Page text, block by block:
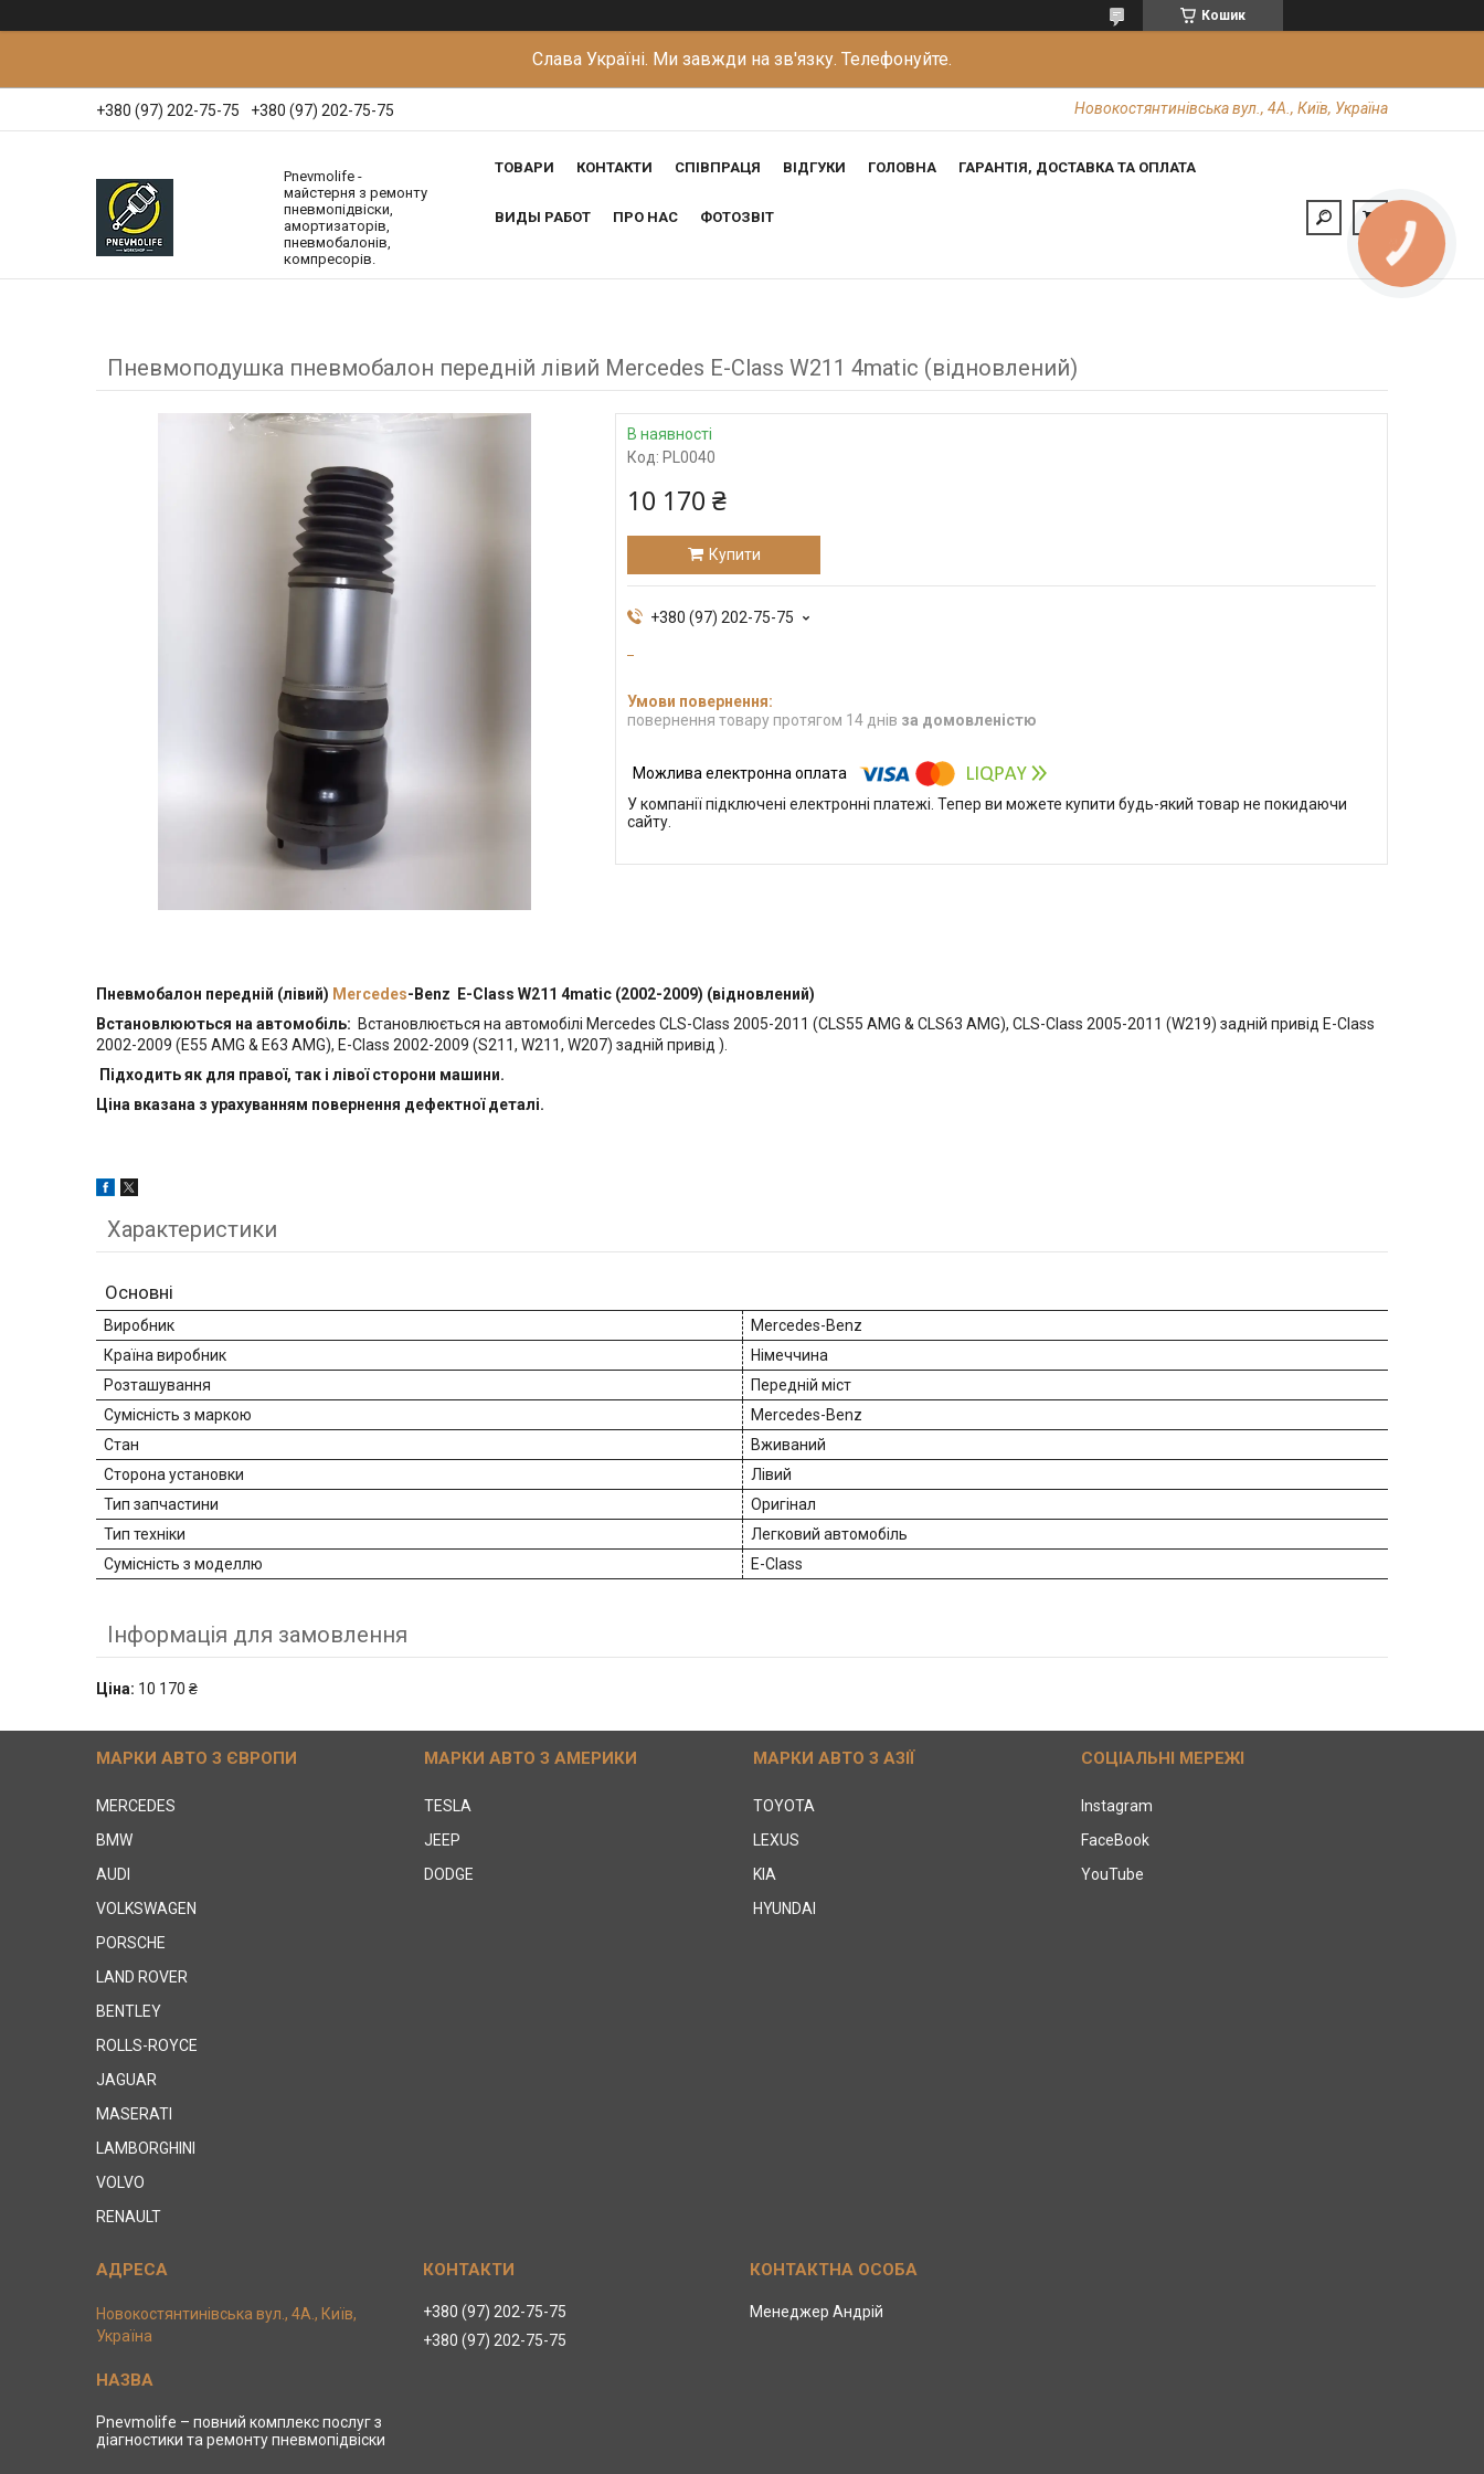
Кошик
Слава Україні. Ми завжди на зв'язку. Телефонуйте.
+380 (97) 202-75-75 +380 (97) 202-75-75 Новокостянтинівська вул., 4А., Київ, Україна
Pnevmolife -
майстерня з ремонту
пневмопідвіски,
амортизаторів,
пневмобалонів,
компресорів.
ТОВАРИ КОНТАКТИ СПІВПРАЦЯ ВІДГУКИ ГОЛОВНА ГАРАНТІЯ, ДОСТАВКА ТА ОПЛАТА
ВИДЫ РАБОТ ПРО НАС ФОТОЗВІТ
Пневмоподушка пневмобалон передній лівий Mercedes E-Class W211 4matic (відновлений)
В наявності
Код: PL0040
10 170 ₴
Купити
+380 (97) 202-75-75
повернення товару протягом 14 днів за домовленістю
У компанії підключені електронні платежі. Тепер ви можете купити будь-який товар не покидаючи
сайту.
Пневмобалон передній (лівий) Mercedes-Benz E-Class W211 4matic (2002-2009) (відновлений)
Встановлюються на автомобіль: Встановлюється на автомобілі Mercedes CLS-Class 2005-2011 (CLS55 AMG & CLS63 AMG), CLS-Class 2005-2011 (W219) задній привід E-Class
2002-2009 (E55 AMG & E63 AMG), E-Class 2002-2009 (S211, W211, W207) задній привід ).
Підходить як для правої, так і лівої сторони машини.
Ціна вказана з урахуванням повернення дефектної деталі.
Характеристики
Основні
Виробник
Mercedes-Benz
Країна виробник
Німеччина
Розташування
Передній міст
Сумісність з маркою
Mercedes-Benz
Стан
Вживаний
Сторона установки
Лівий
Тип запчастини
Оригінал
Тип техніки
Легковий автомобіль
Сумісність з моделлю
E-Class
Інформація для замовлення
Ціна: 10 170 ₴
МАРКИ АВТО З ЄВРОПИ
MERCEDES
BMW
AUDI
VOLKSWAGEN
PORSCHE
LAND ROVER
BENTLEY
ROLLS-ROYCE
JAGUAR
MASERATI
LAMBORGHINI
VOLVO
RENAULT
МАРКИ АВТО З АМЕРИКИ
TESLA
JEEP
DODGE
МАРКИ АВТО З АЗІЇ
TOYOTA
LEXUS
KIA
HYUNDAI
СОЦІАЛЬНІ МЕРЕЖІ
Instagram
FaceBook
YouTube
Новокостянтинівська вул., 4А., Київ,
Україна
Pnevmolife – повний комплекс послуг з
діагностики та ремонту пневмопідвіски
+380 (97) 202-75-75
+380 (97) 202-75-75
Менеджер Андрій
КНОПКА
ЗВ'ЯЗКУ